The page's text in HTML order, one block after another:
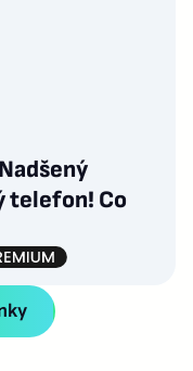
telefon! Co